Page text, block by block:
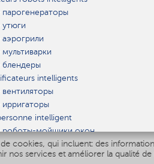
cookies, qui incluent: des
nos services et améliorer la qualité
intelligents
intelligent
роботы-мойщики окон
intelligent
IQ Home